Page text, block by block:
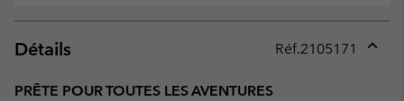
Détails Réf.2105171
PRÊTE POUR TOUTES LES AVENTURES